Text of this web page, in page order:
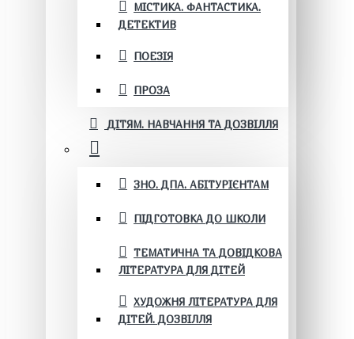
МІСТИКА. ФАНТАСТИКА.
ДЕТЕКТИВ
ПОЕЗІЯ
ПРОЗА
ДІТЯМ. НАВЧАННЯ ТА ДОЗВІЛЛЯ
ЗНО. ДПА. АБІТУРІЄНТАМ
ПІДГОТОВКА ДО ШКОЛИ
ТЕМАТИЧНА ТА ДОВІДКОВА
ЛІТЕРАТУРА ДЛЯ ДІТЕЙ
ХУДОЖНЯ ЛІТЕРАТУРА ДЛЯ
ДІТЕЙ. ДОЗВІЛЛЯ